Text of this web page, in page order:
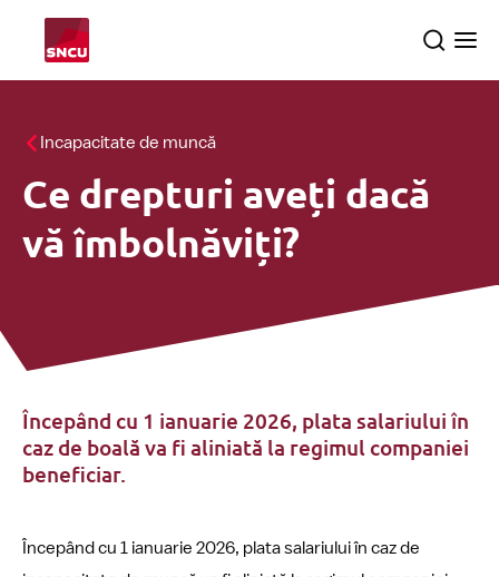
homepage
Search
Toate temele
Controale
Incapacitate de muncă
Ce drepturi aveți dacă
vă îmbolnăviți?
Începând cu 1 ianuarie 2026, plata salariului în
caz de boală va fi aliniată la regimul companiei
beneficiar.
Începând cu 1 ianuarie 2026, plata salariului în caz de